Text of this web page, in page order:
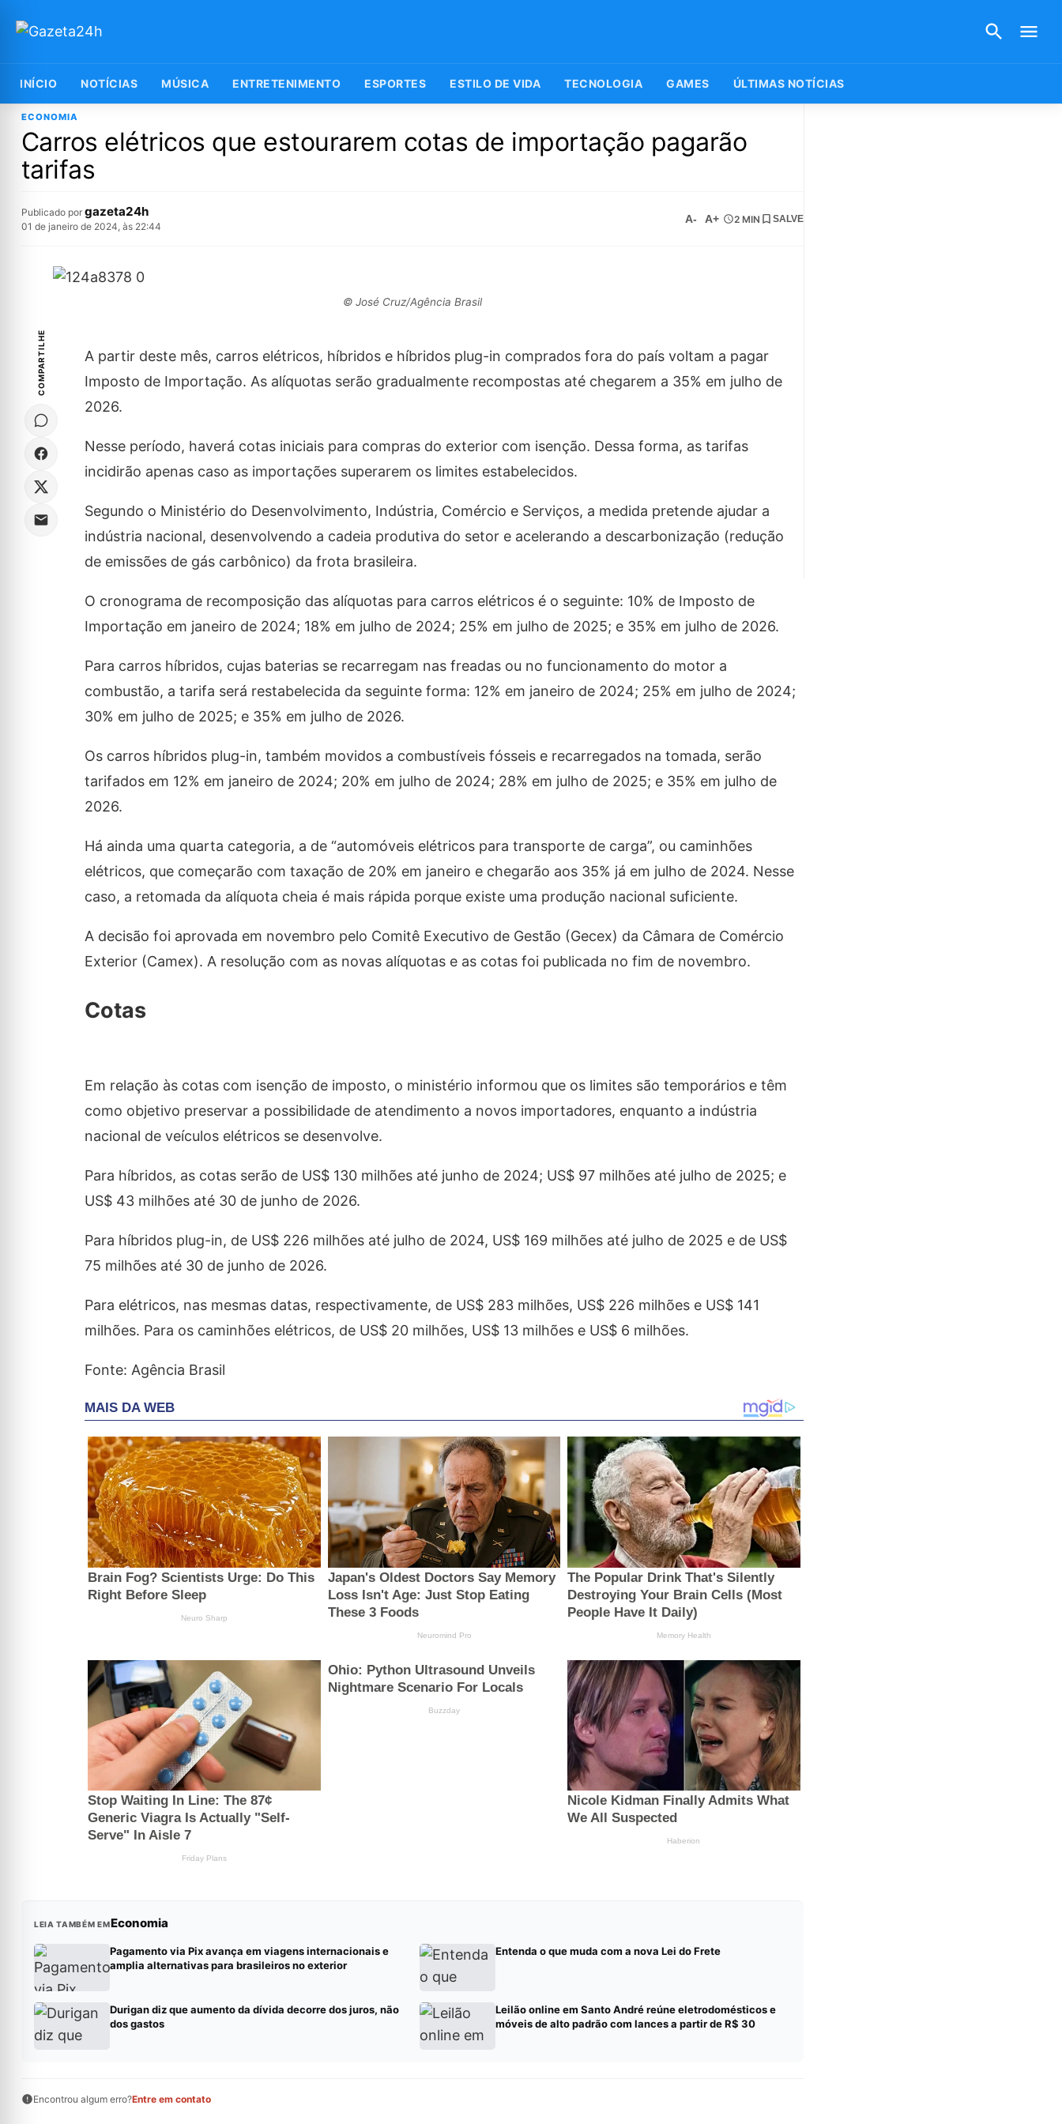
INÍCIO NOTÍCIAS MÚSICA ENTRETENIMENTO ESPORTES ESTILO DE VIDA TECNOLOGIA GAMES ÚLTIMAS NOTÍCIAS
ECONOMIA
Carros elétricos que estourarem cotas de importação pagarão
tarifas
Publicado por gazeta24h
01 de janeiro de 2024, às 22:44
A- A+ 2 MIN SALVE
© José Cruz/Agência Brasil
COMPARTILHE
A partir deste mês, carros elétricos, híbridos e híbridos plug-in comprados fora do país voltam a pagar
Imposto de Importação. As alíquotas serão gradualmente recompostas até chegarem a 35% em julho de
2026.
Nesse período, haverá cotas iniciais para compras do exterior com isenção. Dessa forma, as tarifas
incidirão apenas caso as importações superarem os limites estabelecidos.
Segundo o Ministério do Desenvolvimento, Indústria, Comércio e Serviços, a medida pretende ajudar a
indústria nacional, desenvolvendo a cadeia produtiva do setor e acelerando a descarbonização (redução
de emissões de gás carbônico) da frota brasileira.
O cronograma de recomposição das alíquotas para carros elétricos é o seguinte: 10% de Imposto de
Importação em janeiro de 2024; 18% em julho de 2024; 25% em julho de 2025; e 35% em julho de 2026.
Para carros híbridos, cujas baterias se recarregam nas freadas ou no funcionamento do motor a
combustão, a tarifa será restabelecida da seguinte forma: 12% em janeiro de 2024; 25% em julho de 2024;
30% em julho de 2025; e 35% em julho de 2026.
Os carros híbridos plug-in, também movidos a combustíveis fósseis e recarregados na tomada, serão
tarifados em 12% em janeiro de 2024; 20% em julho de 2024; 28% em julho de 2025; e 35% em julho de
2026.
Há ainda uma quarta categoria, a de “automóveis elétricos para transporte de carga”, ou caminhões
elétricos, que começarão com taxação de 20% em janeiro e chegarão aos 35% já em julho de 2024. Nesse
caso, a retomada da alíquota cheia é mais rápida porque existe uma produção nacional suficiente.
A decisão foi aprovada em novembro pelo Comitê Executivo de Gestão (Gecex) da Câmara de Comércio
Exterior (Camex). A resolução com as novas alíquotas e as cotas foi publicada no fim de novembro.
Cotas
Em relação às cotas com isenção de imposto, o ministério informou que os limites são temporários e têm
como objetivo preservar a possibilidade de atendimento a novos importadores, enquanto a indústria
nacional de veículos elétricos se desenvolve.
Para híbridos, as cotas serão de US$ 130 milhões até junho de 2024; US$ 97 milhões até julho de 2025; e
US$ 43 milhões até 30 de junho de 2026.
Para híbridos plug-in, de US$ 226 milhões até julho de 2024, US$ 169 milhões até julho de 2025 e de US$
75 milhões até 30 de junho de 2026.
Para elétricos, nas mesmas datas, respectivamente, de US$ 283 milhões, US$ 226 milhões e US$ 141
milhões. Para os caminhões elétricos, de US$ 20 milhões, US$ 13 milhões e US$ 6 milhões.
Fonte: Agência Brasil
LEIA TAMBÉM EMEconomia
Pagamento via Pix avança em viagens internacionais e
amplia alternativas para brasileiros no exterior
Entenda o que muda com a nova Lei do Frete
Durigan diz que aumento da dívida decorre dos juros, não
dos gastos
Leilão online em Santo André reúne eletrodomésticos e
móveis de alto padrão com lances a partir de R$ 30
Encontrou algum erro?Entre em contato